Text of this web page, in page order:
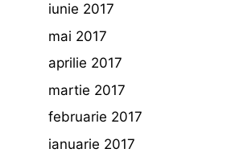
iunie 2017
mai 2017
aprilie 2017
martie 2017
februarie 2017
ianuarie 2017